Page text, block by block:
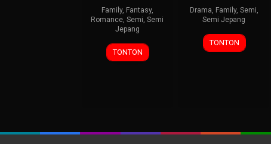
Family, Fantasy,
Romance, Semi, Semi
Jepang
TONTON
Drama, Family, Semi,
Semi Jepang
TONTON